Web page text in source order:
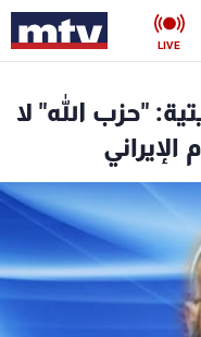
LIVE
"حزب الله" لا